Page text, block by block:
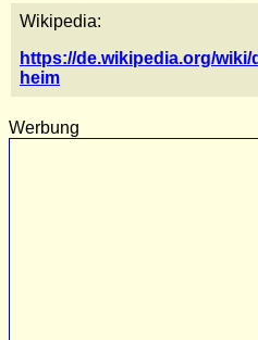
Wikipedia:
https://de.wikipedia.org/wiki/
heim
Werbung